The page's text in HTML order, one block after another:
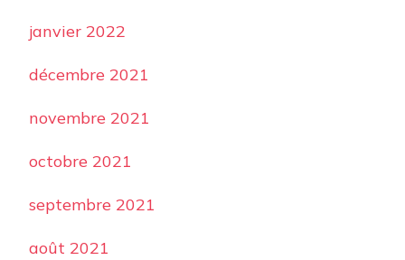
janvier 2022
décembre 2021
novembre 2021
octobre 2021
septembre 2021
août 2021